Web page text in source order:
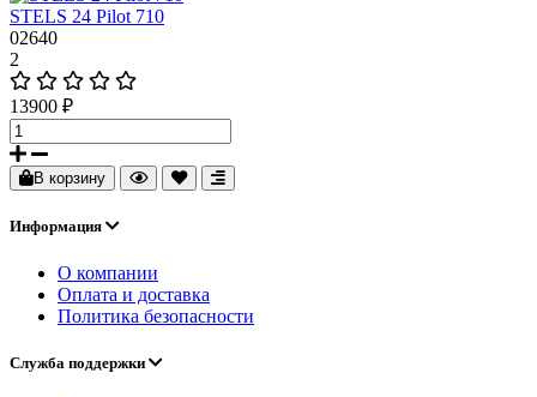
STELS 24 Pilot 710
02640
2
13900 ₽
В корзину
Информация
О компании
Оплата и доставка
Политика безопасности
Служба поддержки